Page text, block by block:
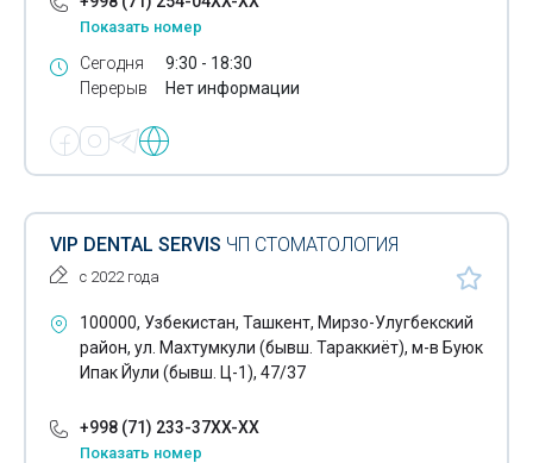
Показать номер
Сегодня
Перерыв
9:30 - 18:30
Нет информации
VIP DENTAL SERVIS ЧП СТОМАТОЛОГИЯ
с 2022 года
100000, Узбекистан, Ташкент, Мирзо-Улугбекский
район, ул. Махтумкули (бывш. Тараккиёт), м-в Буюк
Ипак Йули (бывш. Ц-1), 47/37
+998 (71) 233-37XX-XX
Показать номер